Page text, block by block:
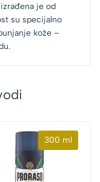
je od
su specijalno
kože –
300 ml